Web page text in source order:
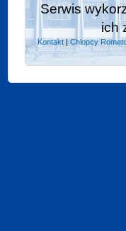
Serwis
ich
Kontakt| Chlopcy